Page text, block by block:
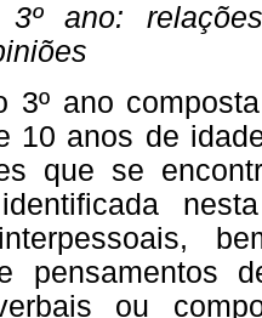
3º ano:
3º ano
10 anos de
que se
identificada
pensamentos
ou